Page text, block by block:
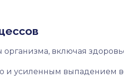
включая
и усиленным выпадением